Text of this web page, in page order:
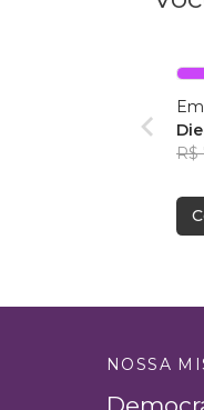
R$
NOSSA